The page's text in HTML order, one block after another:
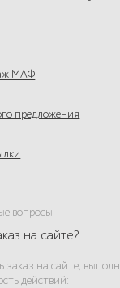
МАФ
предложения
вопросы
на сайте?
заказ на сайте,
действий: